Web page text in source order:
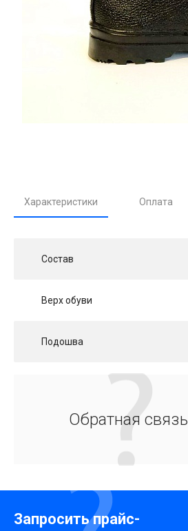
Характеристики Оплата
Состав
Верх обуви
Подошва
Обратная связь
Запросить прайс-